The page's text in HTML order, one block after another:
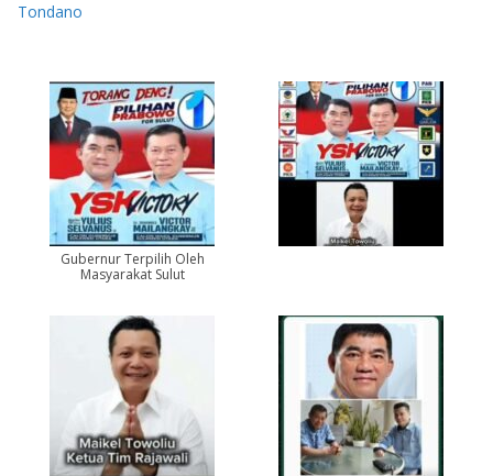
Tondano
Gubernur Terpilih Oleh
Masyarakat Sulut